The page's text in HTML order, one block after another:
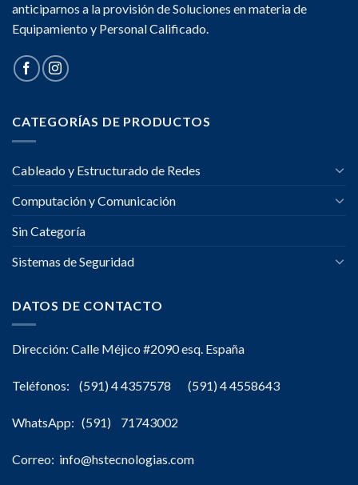
anticiparnos a la provisión de Soluciones en materia de
Equipamiento y Personal Calificado.
CATEGORÍAS DE PRODUCTOS
Cableado y Estructurado de Redes
Computación y Comunicación
Sin Categoría
Sistemas de Seguridad
DATOS DE CONTACTO
Dirección: Calle Méjico #2090 esq. España
Teléfonos: (591) 4 4357578 (591) 4 4558643
WhatsApp: (591) 71743002
Correo: info@hstecnologias.com